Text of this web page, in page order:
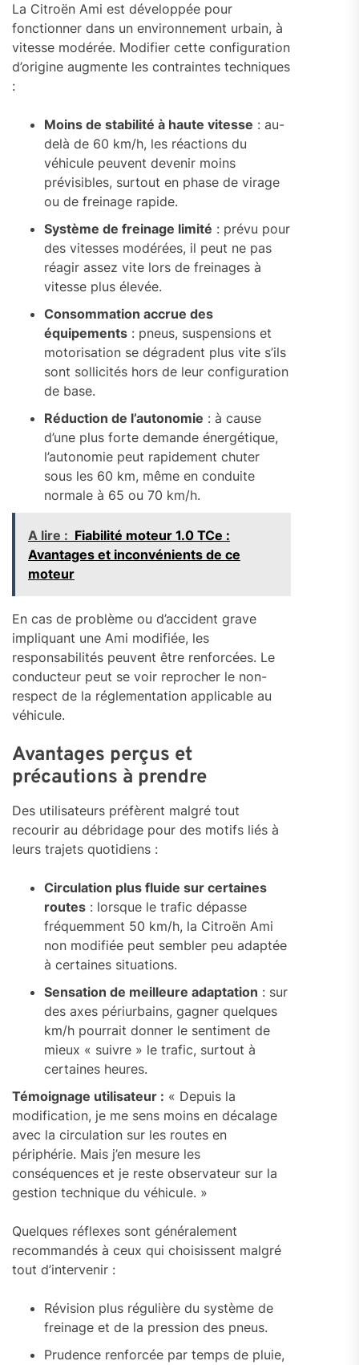
La Citroën Ami est développée pour
fonctionner dans un environnement urbain, à
vitesse modérée. Modifier cette configuration
d’origine augmente les contraintes techniques
:
Moins de stabilité à haute vitesse : au-
delà de 60 km/h, les réactions du
véhicule peuvent devenir moins
prévisibles, surtout en phase de virage
ou de freinage rapide.
Système de freinage limité : prévu pour
des vitesses modérées, il peut ne pas
réagir assez vite lors de freinages à
vitesse plus élevée.
Consommation accrue des
équipements : pneus, suspensions et
motorisation se dégradent plus vite s’ils
sont sollicités hors de leur configuration
de base.
Réduction de l’autonomie : à cause
d’une plus forte demande énergétique,
l’autonomie peut rapidement chuter
sous les 60 km, même en conduite
normale à 65 ou 70 km/h.
A lire : Fiabilité moteur 1.0 TCe :
Avantages et inconvénients de ce
moteur
En cas de problème ou d’accident grave
impliquant une Ami modifiée, les
responsabilités peuvent être renforcées. Le
conducteur peut se voir reprocher le non-
respect de la réglementation applicable au
véhicule.
Avantages perçus et
précautions à prendre
Des utilisateurs préfèrent malgré tout
recourir au débridage pour des motifs liés à
leurs trajets quotidiens :
Circulation plus fluide sur certaines
routes : lorsque le trafic dépasse
fréquemment 50 km/h, la Citroën Ami
non modifiée peut sembler peu adaptée
à certaines situations.
Sensation de meilleure adaptation : sur
des axes périurbains, gagner quelques
km/h pourrait donner le sentiment de
mieux « suivre » le trafic, surtout à
certaines heures.
Témoignage utilisateur : « Depuis la
modification, je me sens moins en décalage
avec la circulation sur les routes en
périphérie. Mais j’en mesure les
conséquences et je reste observateur sur la
gestion technique du véhicule. »
Quelques réflexes sont généralement
recommandés à ceux qui choisissent malgré
tout d’intervenir :
Révision plus régulière du système de
freinage et de la pression des pneus.
Prudence renforcée par temps de pluie,